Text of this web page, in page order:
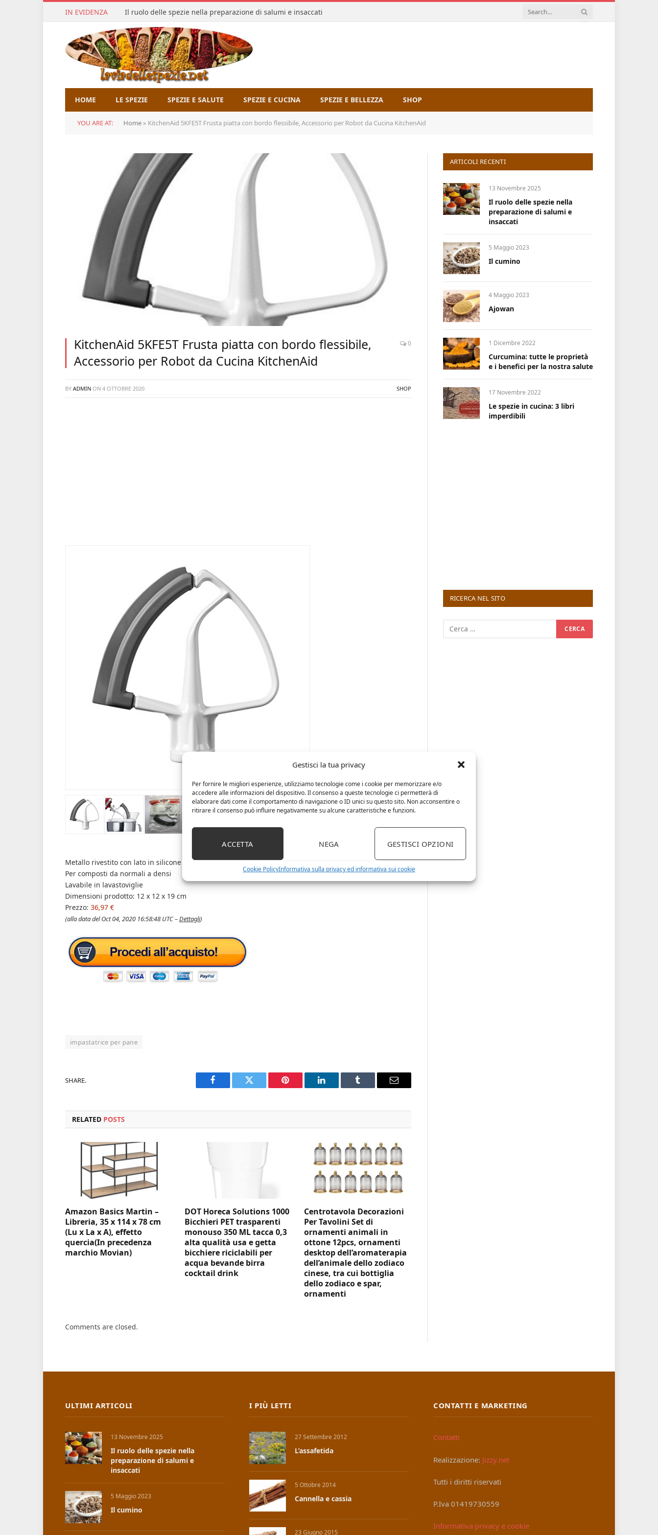
Gestisci la tua privacy
Per fornire le migliori esperienze, utilizziamo tecnologie come i cookie per memorizzare e/o
accedere alle informazioni del dispositivo. Il consenso a queste tecnologie ci permetterà di
elaborare dati come il comportamento di navigazione o ID unici su questo sito. Non acconsentire o
ritirare il consenso può influire negativamente su alcune caratteristiche e funzioni.
ACCETTA NEGA GESTISCI OPZIONI
Cookie PolicyInformativa sulla privacy ed informativa sui cookie
IN EVIDENZA Il ruolo delle spezie nella preparazione di salumi e insaccati
HOME LE SPEZIE SPEZIE E SALUTE SPEZIE E CUCINA SPEZIE E BELLEZZA SHOP
YOU ARE AT: Home » KitchenAid 5KFE5T Frusta piatta con bordo flessibile, Accessorio per Robot da Cucina KitchenAid
KitchenAid 5KFE5T Frusta piatta con bordo flessibile,
Accessorio per Robot da Cucina KitchenAid
0
BY ADMIN ON 4 OTTOBRE 2020 SHOP
Metallo rivestito con lato in silicone
Per composti da normali a densi
Lavabile in lavastoviglie
Dimensioni prodotto: 12 x 12 x 19 cm
Prezzo: 36,97 €
(alla data del Oct 04, 2020 16:58:48 UTC –Dettagli)
impastatrice per pane
SHARE.
Facebook Twitter Pinterest LinkedIn Tumblr Email
RELATED POSTS
Amazon Basics Martin –
Libreria, 35 x 114 x 78 cm
(Lu x La x A), effetto
quercia(In precedenza
marchio Movian)
DOT Horeca Solutions 1000
Bicchieri PET trasparenti
monouso 350 ML tacca 0,3
alta qualità usa e getta
bicchiere riciclabili per
acqua bevande birra
cocktail drink
Centrotavola Decorazioni
Per Tavolini Set di
ornamenti animali in
ottone 12pcs, ornamenti
desktop dell’aromaterapia
dell’animale dello zodiaco
cinese, tra cui bottiglia
dello zodiaco e spar,
ornamenti
Comments are closed.
ARTICOLI RECENTI
13 Novembre 2025
Il ruolo delle spezie nella
preparazione di salumi e
insaccati
5 Maggio 2023
Il cumino
4 Maggio 2023
Ajowan
1 Dicembre 2022
Curcumina: tutte le proprietà
e i benefici per la nostra salute
17 Novembre 2022
Le spezie in cucina: 3 libri
imperdibili
RICERCA NEL SITO
ULTIMI ARTICOLI
13 Novembre 2025
Il ruolo delle spezie nella
preparazione di salumi e
insaccati
5 Maggio 2023
Il cumino
I PIÙ LETTI
27 Settembre 2012
L’assafetida
5 Ottobre 2014
Cannella e cassia
23 Giugno 2015
CONTATTI E MARKETING
Contatti
Realizzazione: Jizzy.net
Tutti i diritti riservati
P.Iva 01419730559
Informativa privacy e cookie